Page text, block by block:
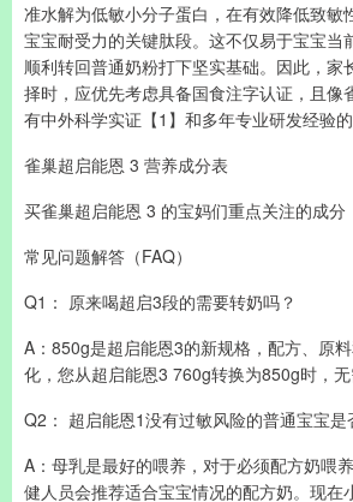
准水解为低敏小分子蛋白，在有效降低致敏
宝宝耐受力的关键肽段。这不仅易于宝宝当
顺利转回普通奶粉打下坚实基础。因此，家
择时，应优先考虑具备国食注字认证，且像
有中外科学实证【1】和多年专业研发经验的
雀巢超启能恩 3 营养成分表
买雀巢超启能恩 3 的宝妈们重点关注的成分
常见问题解答（FAQ）
Q1： 原来喝超启3段的需要转奶吗？
A：850g是超启能恩3的新规格，配方、原
化，您从超启能恩3 760g转换为850g时，无
Q2： 超启能恩1没有过敏风险的普通宝宝是
A：母乳是最好的喂养，对于必须配方奶喂
健人员会推荐适合宝宝情况的配方奶。现在